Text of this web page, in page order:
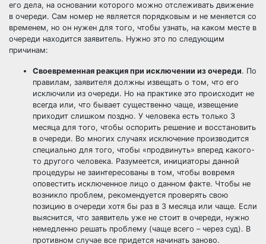
его дела, на основании которого можно отслеживать движение
в очереди. Сам номер не является порядковым и не меняется со
временем, но он нужен для того, чтобы узнать, на каком месте в
очереди находится заявитель. Нужно это по следующим
причинам:
Своевременная реакция при исключении из очереди. По
правилам, заявителя должны извещать о том, что его
исключили из очереди. Но на практике это происходит не
всегда или, что бывает существенно чаще, извещение
приходит слишком поздно. У человека есть только 3
месяца для того, чтобы оспорить решение и восстановить
в очереди. Во многих случаях исключение производится
специально для того, чтобы «продвинуть» вперед какого-
то другого человека. Разумеется, инициаторы данной
процедуры не заинтересованы в том, чтобы вовремя
оповестить исключенное лицо о данном факте. Чтобы не
возникло проблем, рекомендуется проверять свою
позицию в очереди хотя бы раз в 3 месяца или чаще. Если
выяснится, что заявитель уже не стоит в очереди, нужно
немедленно решать проблему (чаще всего – через суд). В
противном случае все придется начинать заново.